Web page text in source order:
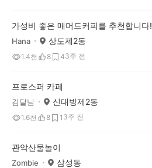
가성비 좋은 매머드커피를 추천합니다!
Hana 상도제2동
1.4천 8 43주 전
프로스퍼 카페
김달님 신대방제2동
1.6천 8 1 3주 전
관악산물놀이
Zombie 삼성동